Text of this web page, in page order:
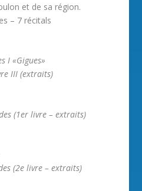
et de sa région.
– 7 récitals
I «Gigues»
III (extraits)
(1erlivre – extraits)
(2elivre – extraits)